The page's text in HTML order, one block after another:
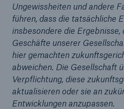
Ungewissheiten und andere
führen, dass die tatsächliche
insbesondere die Ergebnisse,
Geschäfte unserer
hier gemachten
abweichen. Die Gesellschaft
Verpflichtung, diese
aktualisieren oder sie an
Entwicklungen anzupassen.